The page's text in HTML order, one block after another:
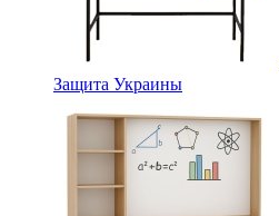
Защита Украины